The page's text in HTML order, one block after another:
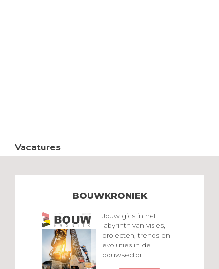
Vacatures
BOUWKRONIEK
Jouw gids in het
labyrinth van visies,
projecten, trends en
evoluties in de
bouwsector